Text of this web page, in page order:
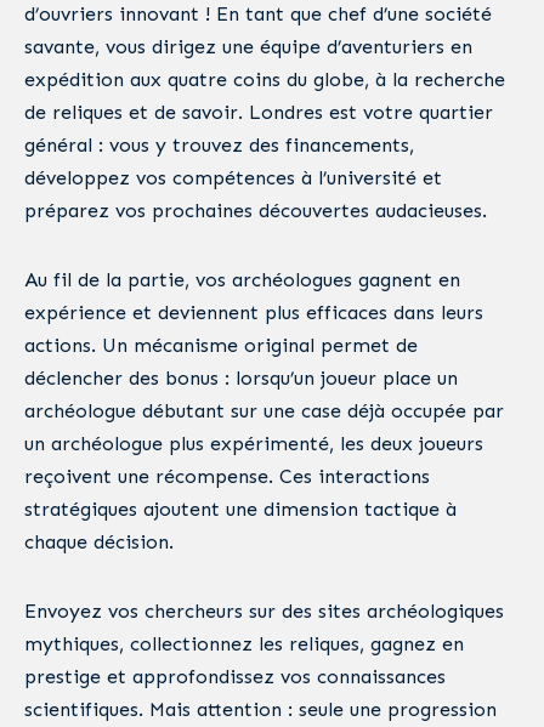
d’ouvriers innovant ! En tant que chef d’une société
savante, vous dirigez une équipe d’aventuriers en
expédition aux quatre coins du globe, à la recherche
de reliques et de savoir. Londres est votre quartier
général : vous y trouvez des financements,
développez vos compétences à l’université et
préparez vos prochaines découvertes audacieuses.
Au fil de la partie, vos archéologues gagnent en
expérience et deviennent plus efficaces dans leurs
actions. Un mécanisme original permet de
déclencher des bonus : lorsqu’un joueur place un
archéologue débutant sur une case déjà occupée par
un archéologue plus expérimenté, les deux joueurs
reçoivent une récompense. Ces interactions
stratégiques ajoutent une dimension tactique à
chaque décision.
Envoyez vos chercheurs sur des sites archéologiques
mythiques, collectionnez les reliques, gagnez en
prestige et approfondissez vos connaissances
scientifiques. Mais attention : seule une progression